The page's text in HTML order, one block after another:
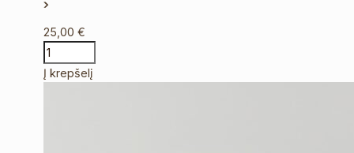
25,00€
Į krepšelį